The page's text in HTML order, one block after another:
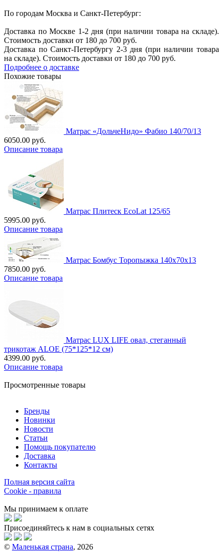
По городам Москва и Санкт-Петербург:
Доставка по Москве 1-2 дня (при наличии товара на складе).
Стоимость доставки от 180 до 700 руб.
Доставка по Санкт-Петербургу 2-3 дня (при наличии товара
на складе). Стоимость доставки от 180 до 700 руб.
Подробнее о доставке
Похожие товары
Матрас «ДольчеНидо» Фабио 140/70/13
6050.00 руб.
Описание товара
Матрас Плитеск EcoLat 125/65
5995.00 руб.
Описание товара
Матрас Бомбус Торопыжка 140х70х13
7850.00 руб.
Описание товара
Матрас LUX LIFE овал, стеганный
трикотаж ALOE (75*125*12 см)
4399.00 руб.
Описание товара
Просмотренные товары
Бренды
Новинки
Новости
Статьи
Помощь покупателю
Доставка
Контакты
Полная версия сайта
Cookie - правила
Мы принимаем к оплате
Присоединяйтесь к нам в социальных сетях
© Маленькая страна, 2026